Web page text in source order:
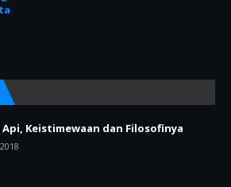
Api, Keistimewaan dan Filosofinya